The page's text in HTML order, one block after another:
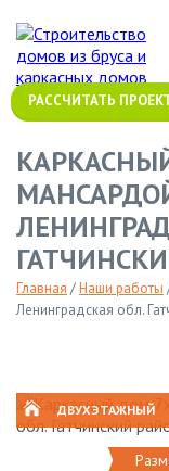
РАССЧИТАТЬ
Главная /Наши работы
Ленинградская обл.
ДВУХЭТАЖНЫЙ